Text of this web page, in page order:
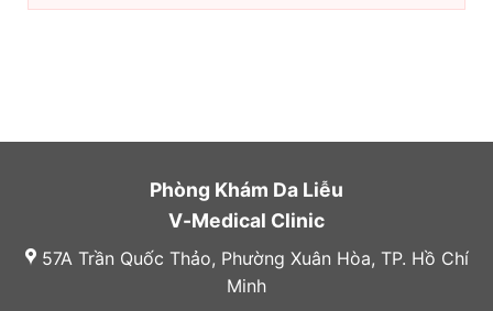
Phòng Khám Da Liễu
V-Medical Clinic
57A Trần Quốc Thảo, Phường Xuân Hòa, TP. Hồ Chí
Minh